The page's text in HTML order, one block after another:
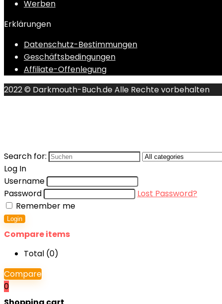
Werben
Erklärungen
Datenschutz-Bestimmungen
Geschäftsbedingungen
Affiliate-Offenlegung
2022 © Darkmouth-Buch.de Alle Rechte vorbehalten
Search for:
Log In
Username
Password
Lost Password?
Remember me
Login
Compare items
Total (0)
Compare
0